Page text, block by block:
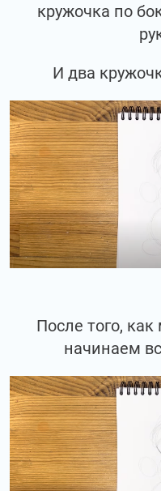
кружочка по
И два
После того,
начинаем